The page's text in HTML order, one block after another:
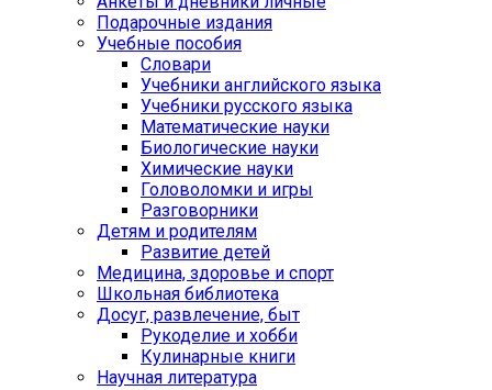
Подарочные издания
Учебные пособия
Словари
Учебники английского языка
Учебники русского языка
Математические науки
Биологические науки
Химические науки
Головоломки и игры
Разговорники
Детям и родителям
Развитие детей
Медицина, здоровье и спорт
Школьная библиотека
Досуг, развлечение, быт
Рукоделие и хобби
Кулинарные книги
Научная литература